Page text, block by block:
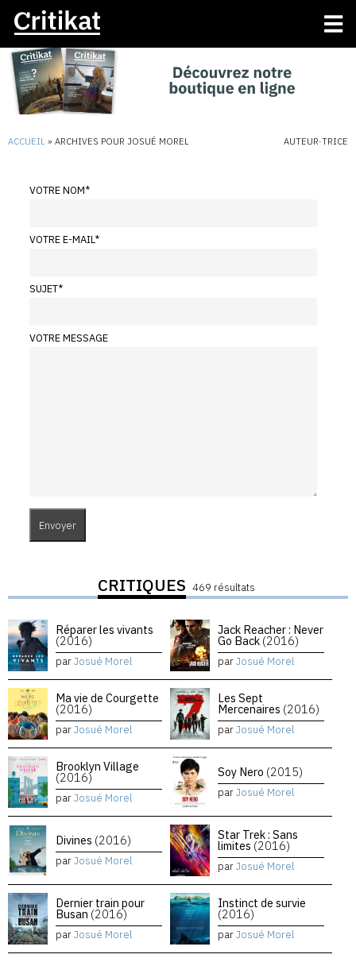
ACCUEIL » ARCHIVES POUR JOSUÉ MOREL AUTEUR·TRICE
VOTRE NOM*
VOTRE E-MAIL*
SUJET*
VOTRE MESSAGE
CRITIQUES 469 résultats
Réparer les vivants
(2016)
parJosué Morel
Jack Reacher : Never
Go Back (2016)
parJosué Morel
Ma vie de Courgette
(2016)
parJosué Morel
Les Sept
Mercenaires (2016)
parJosué Morel
Brooklyn Village
(2016)
parJosué Morel
Soy Nero (2015)
parJosué Morel
Divines (2016)
parJosué Morel
Star Trek : Sans
limites (2016)
parJosué Morel
Dernier train pour
Busan (2016)
parJosué Morel
Instinct de survie
(2016)
parJosué Morel